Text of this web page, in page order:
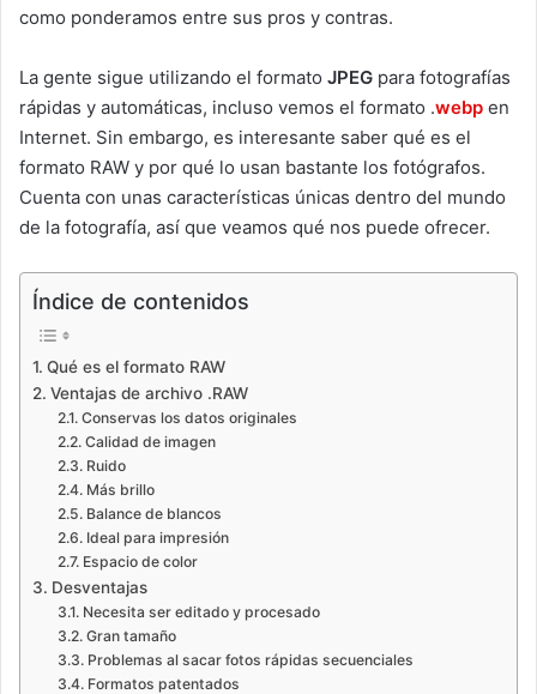
como ponderamos entre sus pros y contras.
La gente sigue utilizando el formato JPEG para fotografías
rápidas y automáticas, incluso vemos el formato .webp en
Internet. Sin embargo, es interesante saber qué es el
formato RAW y por qué lo usan bastante los fotógrafos.
Cuenta con unas características únicas dentro del mundo
de la fotografía, así que veamos qué nos puede ofrecer.
Índice de contenidos
Qué es el formato RAW
Ventajas de archivo .RAW
Conservas los datos originales
Calidad de imagen
Ruido
Más brillo
Balance de blancos
Ideal para impresión
Espacio de color
Desventajas
Necesita ser editado y procesado
Gran tamaño
Problemas al sacar fotos rápidas secuenciales
Formatos patentados